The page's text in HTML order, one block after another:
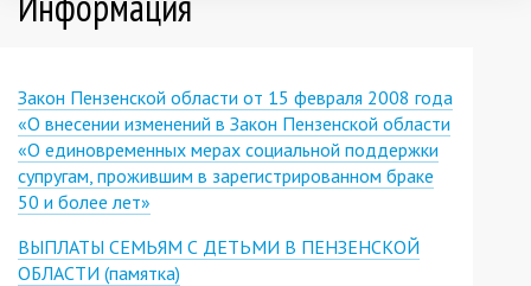
Закон Пензенской области от 15 февраля 2008 года
«О внесении изменений в Закон Пензенской области
«О единовременных мерах социальной поддержки
супругам, прожившим в зарегистрированном браке
50 и более лет»
ВЫПЛАТЫ СЕМЬЯМ С ДЕТЬМИ В ПЕНЗЕНСКОЙ
ОБЛАСТИ (памятка)